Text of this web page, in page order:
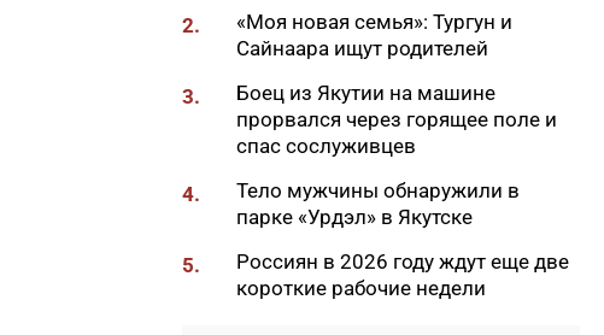
парусная экспедиция из
Якутии
06:15
До +27 градусов прогреется
воздух в Якутске в субботу
Деловая программа ВЭФ-2026
охватывает почти 70 сессий
В Якутии продолжается
доукомплектование ВС РФ
Более 230 участников СВО
2.
«Моя новая семья»: Тургун и
Сайнаара ищут родителей
3.
Боец из Якутии на машине
прорвался через горящее поле и
спас сослуживцев
4.
Тело мужчины обнаружили в
парке «Урдэл» в Якутске
5.
Россиян в 2026 году ждут еще две
короткие рабочие недели